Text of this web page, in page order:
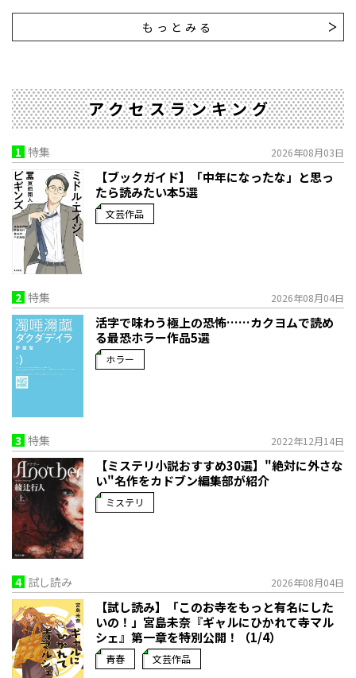
もっとみる
アクセスランキング
1 特集 2026年08月03日
【ブックガイド】「中年になったな」と思っ
たら読みたい本5選
文芸作品
2 特集 2026年08月04日
活字で味わう極上の恐怖……カクヨムで読め
る最恐ホラー作品5選
ホラー
3 特集 2022年12月14日
【ミステリ小説おすすめ30選】"絶対に外さな
い"名作をカドブン編集部が紹介
ミステリ
4 試し読み 2026年08月04日
【試し読み】「このお寺をもっと有名にした
いの！」宮島未奈『ギャルにひかれて寺マル
シェ』第一章を特別公開！（1/4）
青春 文芸作品